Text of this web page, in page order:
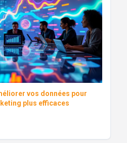
vos données pour
plus efficaces